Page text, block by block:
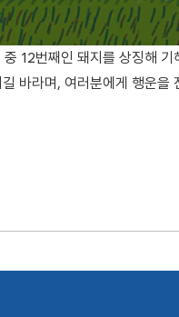
12번째인 돼지를 상징해
바라며, 여러분에게 행운을